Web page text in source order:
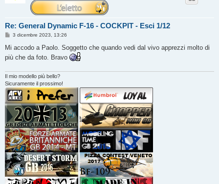
Re: General Dynamic F-16 - COCKPIT - Esci 1/12
M
s
a
i
3 dicembre 2023, 13:26
Mi accodo a Paolo. Soggetto che quando vedi dal vivo apprezzi molto di
più che da foto. Bravo
Il mio modello più bello?
Sicuramente il prossimo!